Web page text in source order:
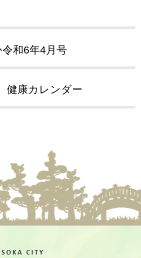
和6年4月号
康カレンダー